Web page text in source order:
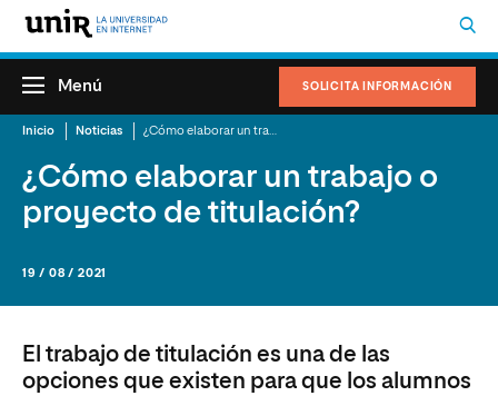
SOLICITA INFORMACIÓN
Menú
Inicio Noticias
¿Cómo elaborar un trabajo o
proyecto de titulación?
19 / 08 / 2021
El trabajo de titulación es una de las
opciones que existen para que los alumnos